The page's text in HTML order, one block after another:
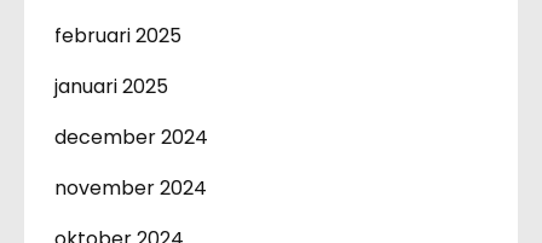
februari 2025
januari 2025
december 2024
november 2024